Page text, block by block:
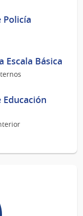
Policía
Escala Básica
Educación